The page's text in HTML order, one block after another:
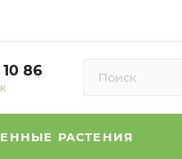
86
РАСТЕНИЯ